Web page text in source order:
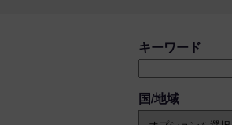
空いている職を
キーワード
国/地域